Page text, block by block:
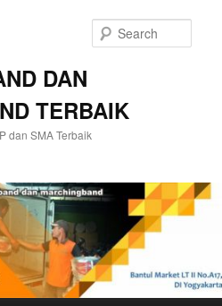
DAN
TERBAIK
dan SMA Terbaik